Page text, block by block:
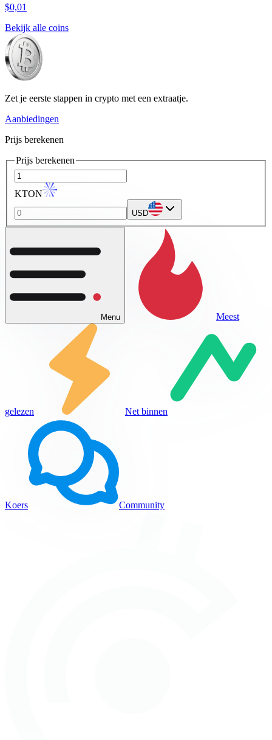
$0,01
Bekijk alle coins
Zet je eerste stappen in crypto met een extraatje.
Aanbiedingen
Prijs berekenen
Prijs berekenen
KTON
USD
Menu Meest
gelezen Net binnen
Koers Community